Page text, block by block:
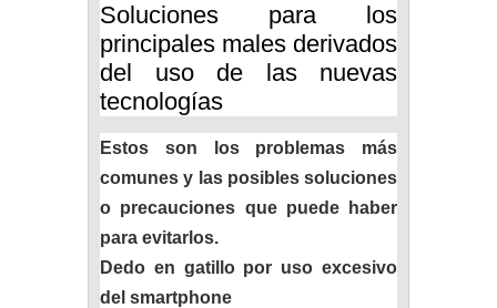
Soluciones para los
principales males derivados
del uso de las nuevas
tecnologías
Estos son los problemas más
comunes y las posibles soluciones
o precauciones que puede haber
para evitarlos.
Dedo en gatillo por uso excesivo
del smartphone